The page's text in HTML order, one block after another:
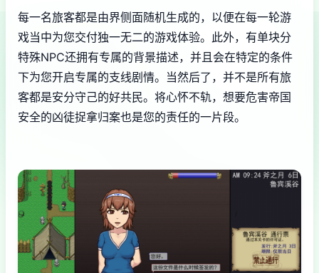
每一名旅客都是由界侧面随机生成的，以便在每一轮游
戏当中为您交付独一无二的游戏体验。此外，有单块分
特殊NPC还拥有专属的背景描述，并且会在特定的条件
下为您开启专属的支线剧情。当然后了，并不是所有旅
客都是安分守己的好共民。将心怀不轨，想要危害帝国
安全的凶徒捉拿归案也是您的责任的一片段。